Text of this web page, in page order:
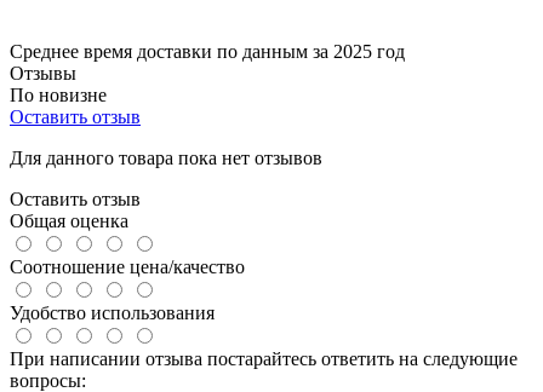
Среднее время доставки по данным за 2025 год
Отзывы
По новизне
Оставить отзыв
Для данного товара пока нет отзывов
Оставить отзыв
Общая оценка
Соотношение цена/качество
Удобство использования
При написании отзыва постарайтесь ответить на следующие
вопросы: